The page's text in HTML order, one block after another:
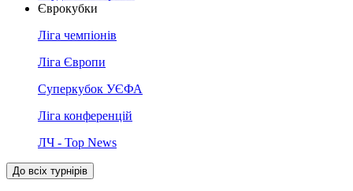
Єврокубки
Ліга чемпіонів
Ліга Європи
Суперкубок УЄФА
Ліга конференцій
ЛЧ - Top News
До всіх турнірів